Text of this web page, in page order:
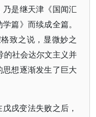
是继天津《国闻汇
篇》而续成全篇。
致之说，显微妙之
的社会达尔文主义并
想逐渐发生了巨大
戌变法失败之后，